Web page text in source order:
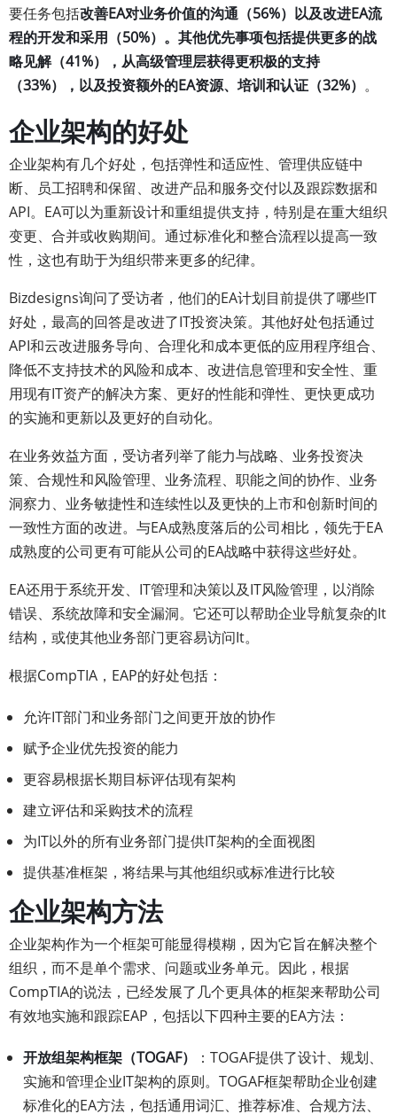
要任务包括改善EA对业务价值的沟通（56%）以及改进EA流
程的开发和采用（50%）。其他优先事项包括提供更多的战
略见解（41%），从高级管理层获得更积极的支持
（33%），以及投资额外的EA资源、培训和认证（32%） 。
企业架构的好处
企业架构有几个好处，包括弹性和适应性、管理供应链中
断、员工招聘和保留、改进产品和服务交付以及跟踪数据和
API。EA可以为重新设计和重组提供支持，特别是在重大组织
变更、合并或收购期间。通过标准化和整合流程以提高一致
性，这也有助于为组织带来更多的纪律。
Bizdesigns询问了受访者，他们的EA计划目前提供了哪些IT
好处，最高的回答是改进了IT投资决策。其他好处包括通过
API和云改进服务导向、合理化和成本更低的应用程序组合、
降低不支持技术的风险和成本、改进信息管理和安全性、重
用现有IT资产的解决方案、更好的性能和弹性、更快更成功
的实施和更新以及更好的自动化。
在业务效益方面，受访者列举了能力与战略、业务投资决
策、合规性和风险管理、业务流程、职能之间的协作、业务
洞察力、业务敏捷性和连续性以及更快的上市和创新时间的
一致性方面的改进。与EA成熟度落后的公司相比，领先于EA
成熟度的公司更有可能从公司的EA战略中获得这些好处。
EA还用于系统开发、IT管理和决策以及IT风险管理，以消除
错误、系统故障和安全漏洞。它还可以帮助企业导航复杂的It
结构，或使其他业务部门更容易访问It。
根据CompTIA，EAP的好处包括：
允许IT部门和业务部门之间更开放的协作
赋予企业优先投资的能力
更容易根据长期目标评估现有架构
建立评估和采购技术的流程
为IT以外的所有业务部门提供IT架构的全面视图
提供基准框架，将结果与其他组织或标准进行比较
企业架构方法
企业架构作为一个框架可能显得模糊，因为它旨在解决整个
组织，而不是单个需求、问题或业务单元。因此，根据
CompTIA的说法，已经发展了几个更具体的框架来帮助公司
有效地实施和跟踪EAP，包括以下四种主要的EA方法：
开放组架构框架（TOGAF）
：TOGAF提供了设计、规划、
实施和管理企业IT架构的原则。TOGAF框架帮助企业创建
标准化的EA方法，包括通用词汇、推荐标准、合规方法、